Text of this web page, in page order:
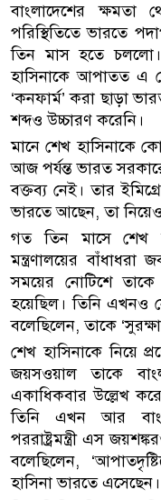
বাংলাদেশের
পরিস্থিতিতে ভারতে
তিন মাস হতে
হাসিনাকে আপাতত এ
‘কনফার্ম’ করা ছাড়া
শব্দও উচ্চারণ করেনি।
মানে শেখ হাসিনাকে
আজ পর্যন্ত ভারত
বক্তব্য নেই। তার
ভারতে আছেন, তা নিয়েও
গত তিন মাসে শেখ
মন্ত্রণালয়ের
সময়ের নোটিশে
হয়েছিল। তিনি এখনও
বলেছিলেন, তাকে
শেখ হাসিনাকে নিয়ে
জয়সওয়াল তাকে
একাধিকবার উল্লেখ
তিনি এখন আর
পররাষ্ট্রমন্ত্রী এস
বলেছিলেন,
হাসিনা ভারতে এসেছেন।